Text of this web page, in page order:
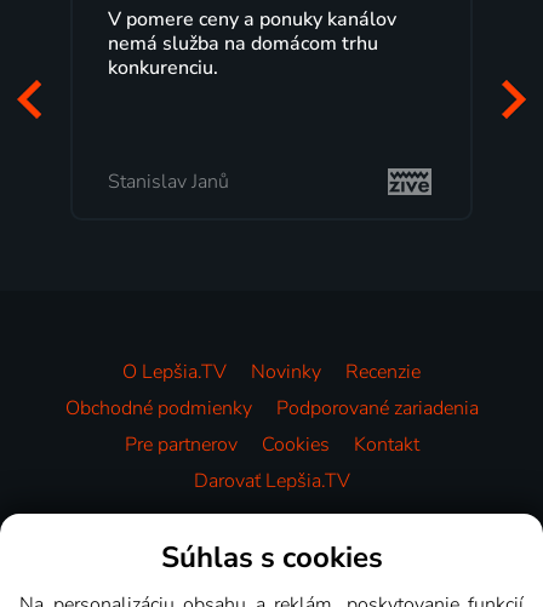
V pomere ceny a ponuky kanálov
nemá služba na domácom trhu
konkurenciu.
Stanislav Janů
O Lepšia.TV Novinky
Recenzie
Obchodné podmienky
Podporované zariadenia
Pre partnerov
Cookies
Kontakt
Darovať Lepšia.TV
Videotéka
Súhlas s cookies